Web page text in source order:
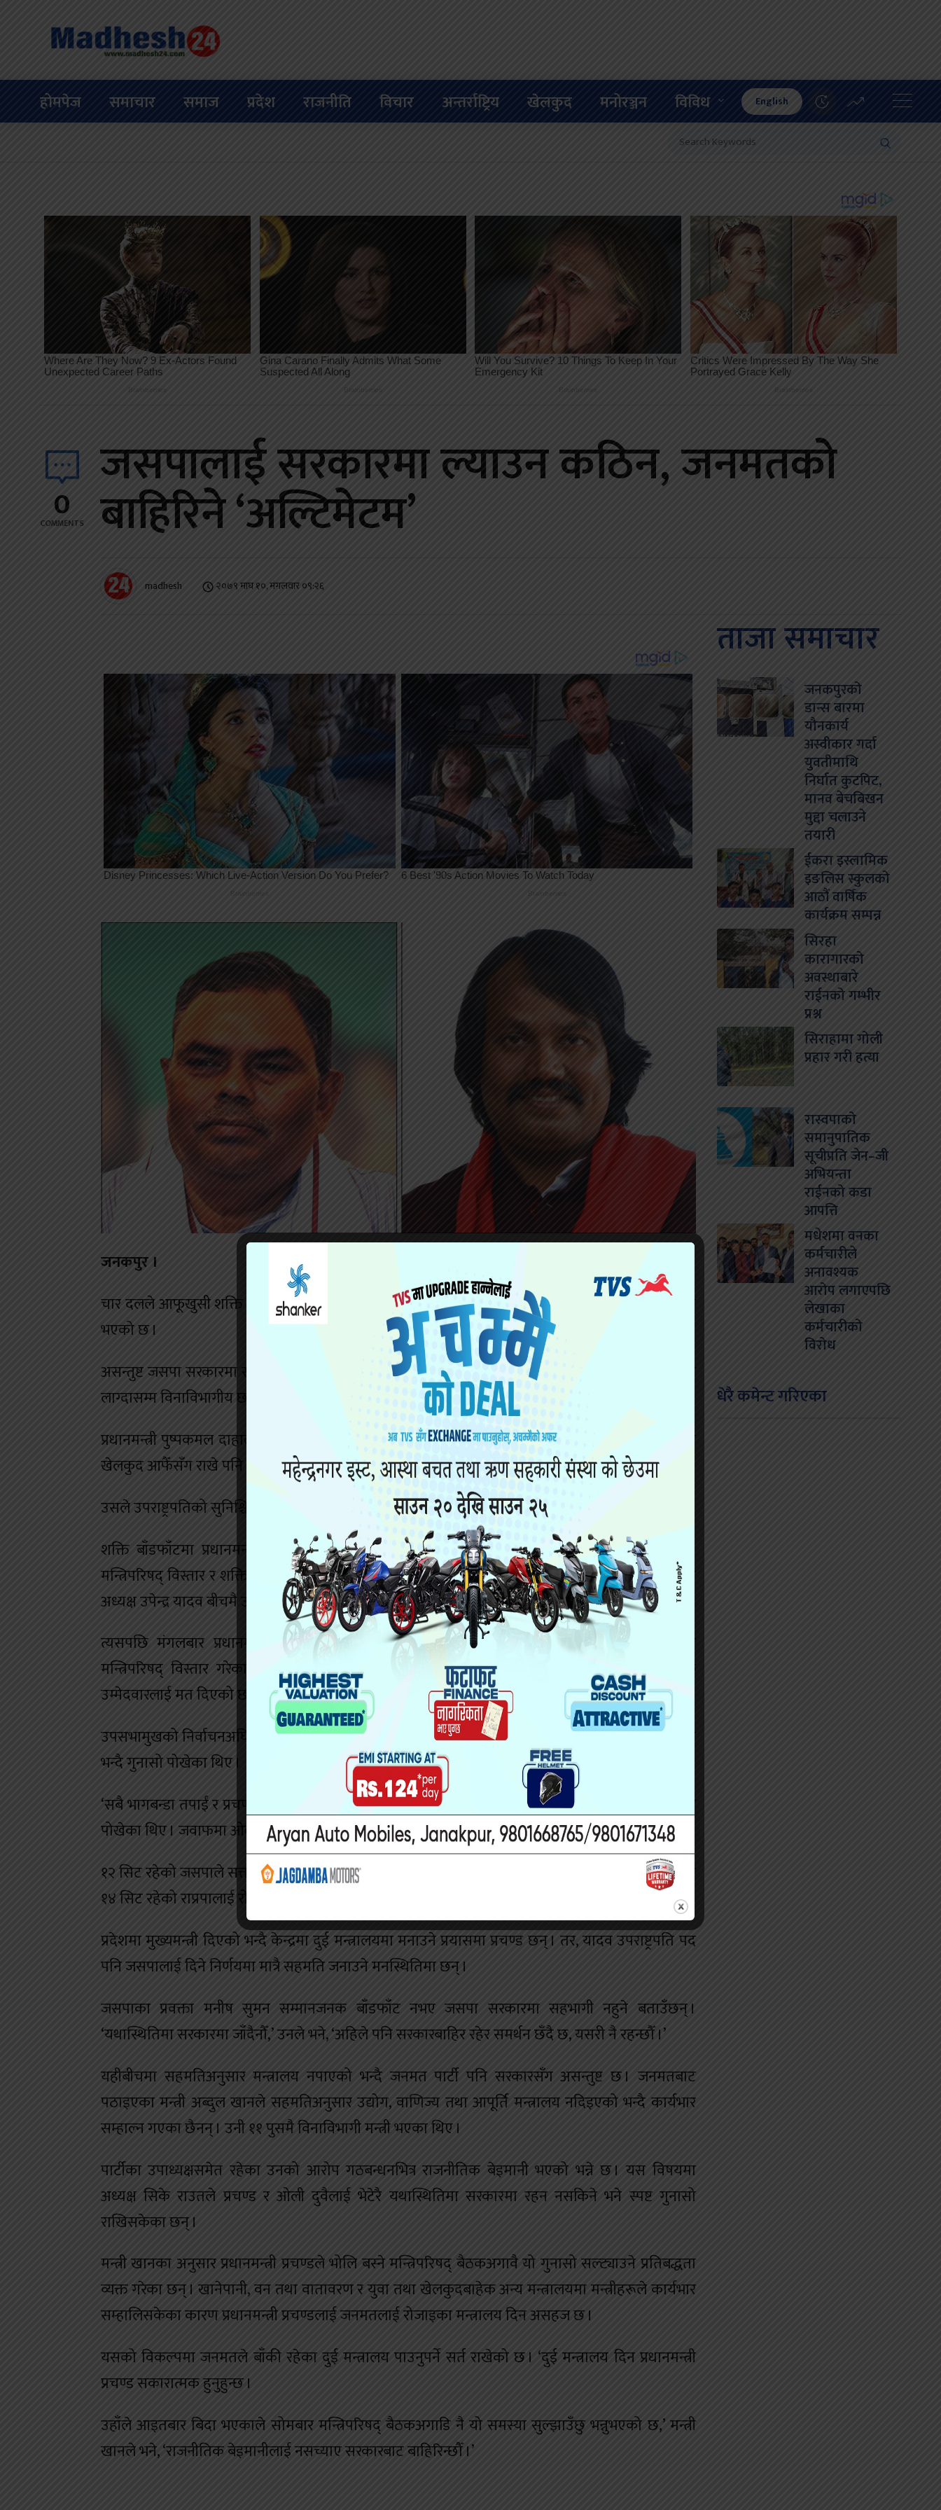
होमपेज समाचार समाज प्रदेश राजनीति विचार अन्तर्राष्ट्रिय खेलकुद मनोरञ्जन विविध English
0
COMMENTS
जसपालाई सरकारमा ल्याउन कठिन, जनमतको
बाहिरिने ‘अल्टिमेटम’
madhesh २०७९ माघ १०, मंगलवार ०९:२६
जनकपुर ।
चार दलले आफूखुसी शक्ति बाँडफाँट गरेपछि असन्तुष्ट सत्तासाझेदार दुई दल जसपा र जनमतलाई फकाउन कठिन
भएको छ ।
असन्तुष्ट जसपा सरकारमा सहभागी हुने सम्भावना जटिल बन्दै गएको छ भने जनमतका एक मन्त्री एक महिना हुन
लाग्दासम्म विनाविभागीय छन् ।
प्रधानमन्त्री पुष्पकमल दाहाल प्रचण्डले जसपाका लागि छुट्याइएका दुई मन्त्रालय वन तथा वातावरण र युवा तथा
खेलकुद आफैँसँग राखे पनि जसपा यथास्थितिमा सरकारमा सहभागी नहुने अडानमा छ ।
उसले उपराष्ट्रपतिको सुनिश्चितता खोजेको छ, तर माओवादी त्यसका लागि तयार भइसकेको छैन ।
शक्ति बाँडफाँटमा प्रधानमन्त्री प्रचण्ड र एमाले अध्यक्ष ओलीले ‘गोप्य सहमति’ गरेको जसपाको आरोप छ ।
मन्त्रिपरिषद् विस्तार र शक्ति बाँडफाँटका विषय टुंग्याउन बसेको उच्चस्तरीय राजनीतिक संयन्त्रको बैठकमा जसपा
अध्यक्ष उपेन्द्र यादव बीचमै उठेर हिँडेका थिए ।
त्यसपछि मंगलबार प्रधानमन्त्रीले दुई मन्त्रालय आफूसँग राखेर सरकारलाई समर्थन गरेको दल जसपाविनै
मन्त्रिपरिषद् विस्तार गरेका थिए । यद्यपि, सभामुख र उपसभामुखको निर्वाचनमा जसपाले सत्ता गठबन्धनकै
उम्मेदवारलाई मत दिएको छ ।
उपसभामुखको निर्वाचनअघि एमाले अध्यक्ष ओली भेट्न बालकोट पुगेका यादवले सरकार गठनमा पाखा लगाइएको
भन्दै गुनासो पोखेका थिए ।
‘सबै भागबन्डा तपाईं र प्रचण्ड मिलेर गर्ने, हामीलाई निर्णय मात्रै सुनाउने प्रवृत्ति ठीक भएन,’ उनले ओलीसँग गुनासो
पोखेका थिए । जवाफमा ओलीले ‘पख्नुस्, म मिलाउँछु’ भन्दै यादवलाई थम्थमाएको स्रोतले भन्यो ।
१२ सिट रहेको जसपाले सत्तागठबन्धनभित्र तीनवटा मन्त्रालयसहित उपराष्ट्रपतिमा दाबी गरेको छ । तर, भागबन्डामा
१४ सिट रहेको राप्रपालाई रोजेअनुसारकै तीन मन्त्रालय दिँदा जसपालाई दुई मन्त्रालय छुट्याइएको छ ।
प्रदेशमा मुख्यमन्त्री दिएको भन्दै केन्द्रमा दुई मन्त्रालयमा मनाउने प्रयासमा प्रचण्ड छन् । तर, यादव उपराष्ट्रपति पद
पनि जसपालाई दिने निर्णयमा मात्रै सहमति जनाउने मनस्थितिमा छन् ।
जसपाका प्रवक्ता मनीष सुमन सम्मानजनक बाँडफाँट नभए जसपा सरकारमा सहभागी नहुने बताउँछन् ।
‘यथास्थितिमा सरकारमा जाँदैनौँ,’ उनले भने, ‘अहिले पनि सरकारबाहिर रहेर समर्थन छँदै छ, यसरी नै रहन्छौँ ।’
यहीबीचमा सहमतिअनुसार मन्त्रालय नपाएको भन्दै जनमत पार्टी पनि सरकारसँग असन्तुष्ट छ । जनमतबाट
पठाइएका मन्त्री अब्दुल खानले सहमतिअनुसार उद्योग, वाणिज्य तथा आपूर्ति मन्त्रालय नदिइएको भन्दै कार्यभार
सम्हाल्न गएका छैनन् । उनी ११ पुसमै विनाविभागी मन्त्री भएका थिए ।
पार्टीका उपाध्यक्षसमेत रहेका उनको आरोप गठबन्धनभित्र राजनीतिक बेइमानी भएको भन्ने छ । यस विषयमा
अध्यक्ष सिके राउतले प्रचण्ड र ओली दुवैलाई भेटेरै यथास्थितिमा सरकारमा रहन नसकिने भने स्पष्ट गुनासो
राखिसकेका छन् ।
मन्त्री खानका अनुसार प्रधानमन्त्री प्रचण्डले भोलि बस्ने मन्त्रिपरिषद् बैठकअगावै यो गुनासो सल्ट्याउने प्रतिबद्धता
व्यक्त गरेका छन् । खानेपानी, वन तथा वातावरण र युवा तथा खेलकुदबाहेक अन्य मन्त्रालयमा मन्त्रीहरूले कार्यभार
सम्हालिसकेका कारण प्रधानमन्त्री प्रचण्डलाई जनमतलाई रोजाइका मन्त्रालय दिन असहज छ ।
यसको विकल्पमा जनमतले बाँकी रहेका दुई मन्त्रालय पाउनुपर्ने सर्त राखेको छ । ‘दुई मन्त्रालय दिन प्रधानमन्त्री
प्रचण्ड सकारात्मक हुनुहुन्छ ।
उहाँले आइतबार बिदा भएकाले सोमबार मन्त्रिपरिषद् बैठकअगाडि नै यो समस्या सुल्झाउँछु भन्नुभएको छ,’ मन्त्री
खानले भने, ‘राजनीतिक बेइमानीलाई नसच्याए सरकारबाट बाहिरिन्छौँ ।’
ताजा समाचार
जनकपुरको
डान्स बारमा
यौनकार्य
अस्वीकार गर्दा
युवतीमाथि
निर्घात कुटपिट,
मानव बेचबिखन
मुद्दा चलाउने
तयारी
ईकरा इस्लामिक
इङलिस स्कुलको
आठौं वार्षिक
कार्यक्रम सम्पन्न
सिरहा
कारागारको
अवस्थाबारे
राईनको गम्भीर
प्रश्न
सिराहामा गोली
प्रहार गरी हत्या
रास्वपाको
समानुपातिक
सूचीप्रति जेन–जी
अभियन्ता
राईनको कडा
आपत्ति
मधेशमा वनका
कर्मचारीले
अनावश्यक
आरोप लगाएपछि
लेखाका
कर्मचारीको
विरोध
धेरै कमेन्ट गरिएका